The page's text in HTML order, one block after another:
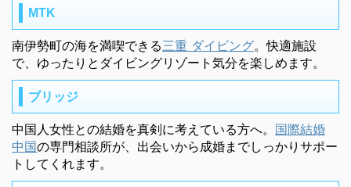
MTK
南伊勢町の海を満喫できる三重 ダイビング。快適施設
で、ゆったりとダイビングリゾート気分を楽しめます。
ブリッジ
中国人女性との結婚を真剣に考えている方へ。 国際結婚
中国の専門相談所が、出会いから成婚までしっかりサポー
トしてくれます。